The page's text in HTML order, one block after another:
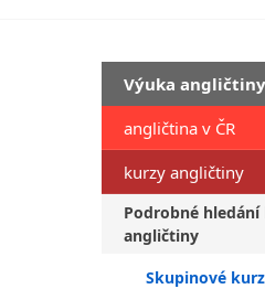
Výuka
angličtina v ČR
kurzy angličtiny
Podrobné hledání
angličtiny